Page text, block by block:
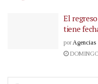
El
tiene
por Agencias